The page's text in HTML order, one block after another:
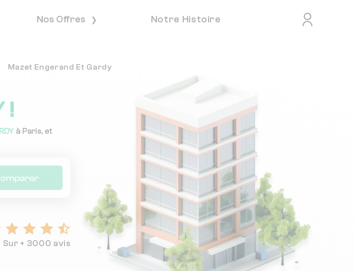
Nos Offres Notre Histoire
Mazet Engerand Et Gardy
!
à Paris, et
Sur + 3000 avis